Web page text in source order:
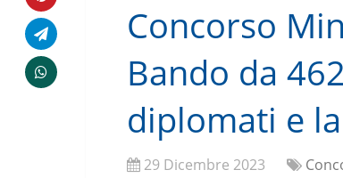
Concorso
Bando da
diplomati e
29 Dicembre 2023